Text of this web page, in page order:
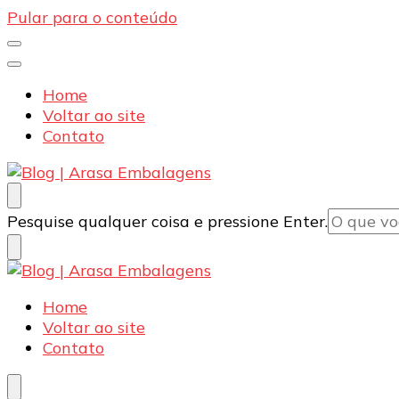
Pular para o conteúdo
Home
Voltar ao site
Contato
Blog | Arasa Embalagens
Confira conteúdos sobre embalagens para pizzas,
Procurando
algo?
Pesquise qualquer coisa e pressione Enter.
Blog | Arasa Embalagens
Confira conteúdos sobre embalagens para pizzas,
Home
Voltar ao site
Contato